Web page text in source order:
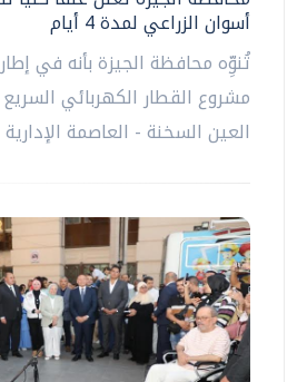
أسوان الزراعي لمدة 4 أيام
تُنوِّه محافظة الجيزة بأنه في
مشروع القطار الكهربائي
العين السخنة - العاصمة